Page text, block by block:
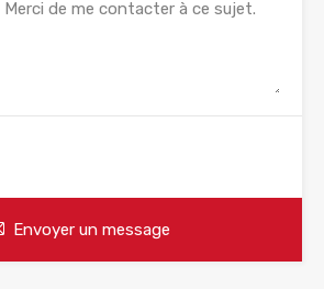
Envoyer un message